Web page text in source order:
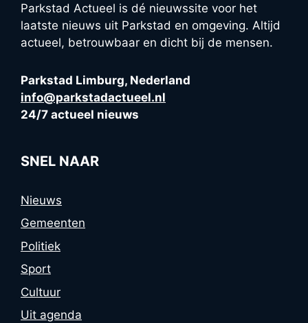
Parkstad Actueel is dé nieuwssite voor het
laatste nieuws uit Parkstad en omgeving. Altijd
actueel, betrouwbaar en dicht bij de mensen.
Parkstad Limburg, Nederland
info@parkstadactueel.nl
24/7 actueel nieuws
SNEL NAAR
Nieuws
Gemeenten
Politiek
Sport
Cultuur
Uit agenda